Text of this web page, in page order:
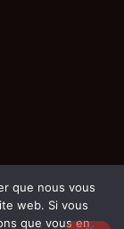
WEB Toulon
que nous vous
web. Si vous
que vous en